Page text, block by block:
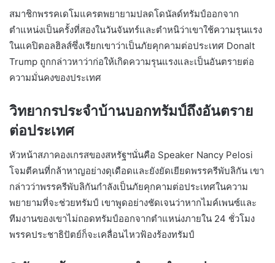
สมาชิกพรรคเดโมแครตพยายามปลดโดนัลด์ทรัมป์ออกจาก
ตำแหน่งเป็นครั้งที่สองในวันจันทร์และตำหนิว่าเขาใช้ความรุนแรง
ในแคปิตอลฮิลส์ซึ่งเรียกเขาว่าเป็นภัยคุกคามต่อประเทศ Donalt
Trump ถูกกล่าวหาว่าก่อให้เกิดความรุนแรงและเป็นอันตรายต่อ
ความมั่นคงของประเทศ
วิทยากรประจำบ้านบอกทรัมป์ถึงอันตราย
ต่อประเทศ
หัวหน้าสภาคองเกรสของสหรัฐฯนั่นคือ Speaker Nancy Pelosi
โจมตีคนที่กล้าหาญอย่างดุเดือดและยังยัดเยียดพรรครีพับลิกัน เขา
กล่าวว่าพรรครีพับลิกันกำลังเป็นภัยคุกคามต่อประเทศในความ
พยายามที่จะช่วยทรัมป์ เขาพูดอย่างชัดเจนว่าหากไมค์เพนซ์และ
ทีมงานของเขาไม่ถอดทรัมป์ออกจากตำแหน่งภายใน 24 ชั่วโมง
พรรคประชาธิปัตย์ก็จะเคลื่อนไหวฟ้องร้องทรัมป์